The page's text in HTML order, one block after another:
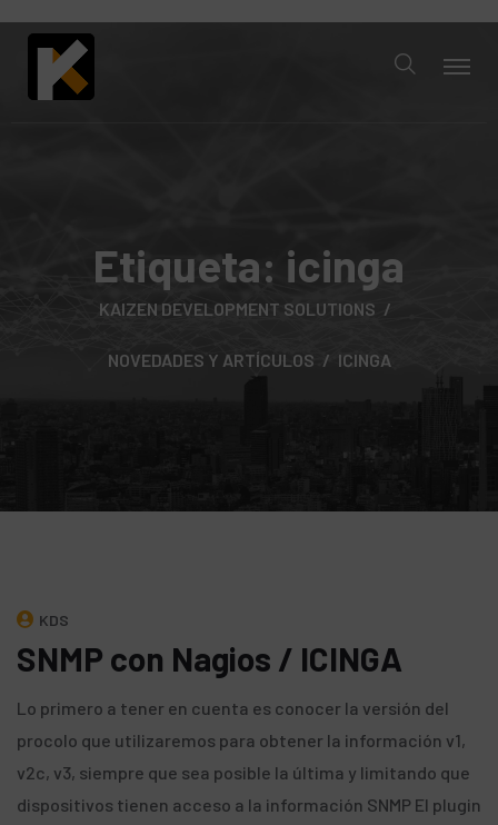
Etiqueta: icinga
KAIZEN DEVELOPMENT SOLUTIONS
NOVEDADES Y ARTÍCULOS ICINGA
KDS
SNMP con Nagios / ICINGA
Lo primero a tener en cuenta es conocer la versión del
procolo que utilizaremos para obtener la información v1,
v2c, v3, siempre que sea posible la última y limitando que
dispositivos tienen acceso a la información SNMP El plugin